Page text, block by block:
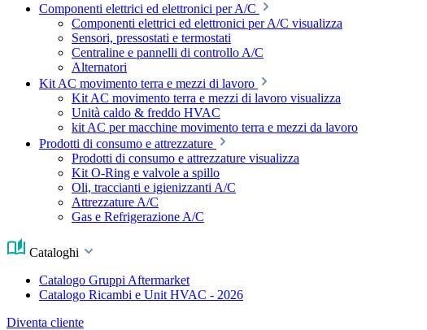
Componenti elettrici ed elettronici per A/C
Componenti elettrici ed elettronici per A/C visualizza
Sensori, pressostati e termostati
Centraline e pannelli di controllo A/C
Alternatori
Kit AC movimento terra e mezzi di lavoro
Kit AC movimento terra e mezzi di lavoro visualizza
Unità caldo & freddo HVAC
kit AC per macchine movimento terra e mezzi da lavoro
Prodotti di consumo e attrezzature
Prodotti di consumo e attrezzature visualizza
Kit O-Ring e valvole a spillo
Oli, traccianti e igienizzanti A/C
Attrezzature A/C
Gas e Refrigerazione A/C
Cataloghi
Catalogo Gruppi Aftermarket
Catalogo Ricambi e Unit HVAC - 2026
Diventa cliente